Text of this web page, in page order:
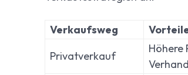
Verkaufsweg
Privatverkauf
Höhere